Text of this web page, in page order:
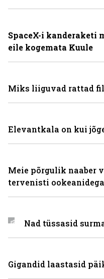
SpaceX-i kanderaketi
eile kogemata Kuule
Miks liiguvad rattad
Elevantkala on kui
Meie põrgulik naaber
tervenisti
Nad tüssasid
Gigandid laastasid